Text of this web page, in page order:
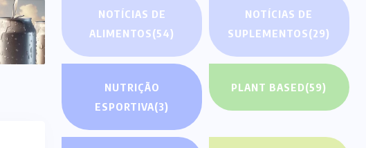
NOTÍCIAS DE
ALIMENTOS(54)
NOTÍCIAS DE
SUPLEMENTOS(29)
NUTRIÇÃO
ESPORTIVA(3)
PLANT BASED(59)